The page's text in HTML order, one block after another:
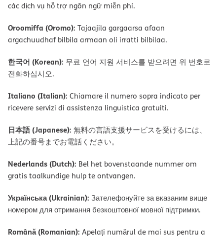
các dịch vụ hỗ trợ ngôn ngữ miễn phí.
Oroomiffa (Oromo): Tajaajila gargaarsa afaan
argachuudhaf bilbila armaan oli irratti bilbilaa.
한국어 (Korean): 무료 언어 지원 서비스를 받으려면 위 번호로
전화하십시오.
Italiano (Italian): Chiamare il numero sopra indicato per
ricevere servizi di assistenza linguistica gratuiti.
日本語 (Japanese): 無料の言語支援サービスを受けるには、
上記の番号までお電話ください。
Nederlands (Dutch): Bel het bovenstaande nummer om
gratis taalkundige hulp te ontvangen.
Українська (Ukrainian): Зателефонуйте за вказаним вище
номером для отримання безкоштовної мовної підтримки.
Română (Romanian): Apelați numărul de mai sus pentru a